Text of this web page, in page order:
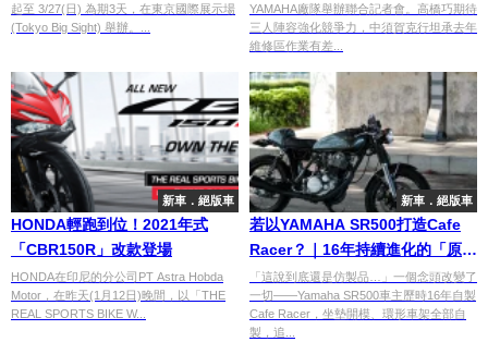
起至 3/27(日) 為期3天，在東京國際展示場
(Tokyo Big Sight) 舉辦。...
Rea×Jack Miller四大車手正面交
鋒
YAMAHA廠隊舉辦聯合記者會。高橋巧期待
三人陣容強化競爭力，中須賀克行坦承去年
維修區作業有差...
新車．絕版車
HONDA輕跑到位！2021年式
「CBR150R」改款登場
HONDA在印尼的分公司PT Astra Hobda
Motor，在昨天(1月12日)晚間，以「THE
REAL SPORTS BIKE W...
新車．絕版車
若以YAMAHA SR500打造Cafe
Racer？｜16年持續進化的「原廠
咖啡賽車幻想」實現之作
「這說到底還是仿製品…」一個念頭改變了
一切——Yamaha SR500車主歷時16年自製
Cafe Racer，坐墊開模、環形車架全部自
製，追...